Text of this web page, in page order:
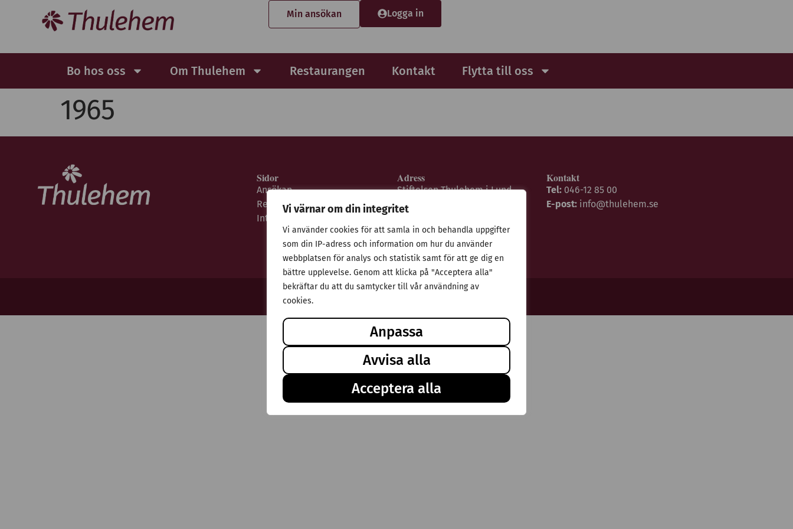
Vi värnar om din integritet
Vi använder cookies för att samla in och behandla uppgifter
som din IP-adress och information om hur du använder
webbplatsen för analys och statistik samt för att ge dig en
bättre upplevelse. Genom att klicka på "Acceptera alla"
bekräftar du att du samtycker till vår användning av
cookies.
Anpassa
Avvisa alla
Acceptera alla
Min ansökan Logga in
Bo hos oss Om Thulehem Restaurangen Kontakt Flytta till oss
1965
Sidor
Ansökan
Restaurangen
Integritetspolicy
Adress
Stiftelsen Thulehem i Lund
Thulehemsvägen 40
Kontakt
Tel: 046-12 85 00
E-post: info@thulehem.se
© Stiftelsen Thulehem 2025